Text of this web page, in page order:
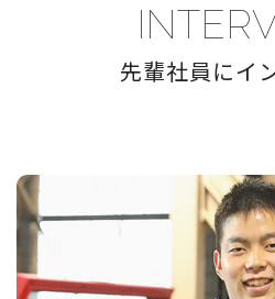
先輩社員にイ